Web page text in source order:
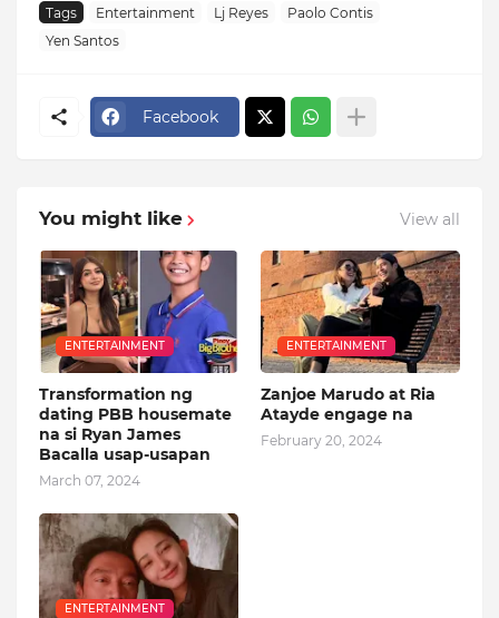
Tags Entertainment Lj Reyes
Paolo Contis
Yen Santos
Facebook
You might like View all
ENTERTAINMENT
Transformation ng
dating PBB housemate
na si Ryan James
Bacalla usap-usapan
March 07, 2024
ENTERTAINMENT
Zanjoe Marudo at Ria
Atayde engage na
February 20, 2024
ENTERTAINMENT